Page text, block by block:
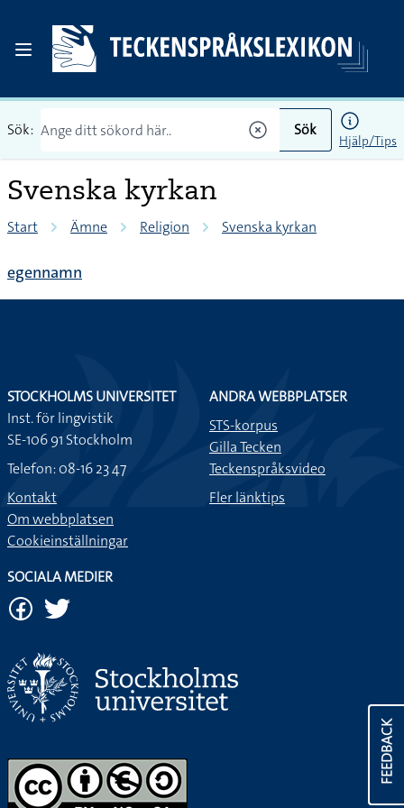
Sök: Sök
Hjälp/Tips
Svenska kyrkan
Start Ämne Religion Svenska kyrkan
egennamn
FEEDBACK
STOCKHOLMS UNIVERSITET
Inst. för lingvistik
SE-106 91 Stockholm
Telefon: 08-16 23 47
Kontakt
Om webbplatsen
Cookieinställningar
ANDRA WEBBPLATSER
STS-korpus
Gilla Tecken
Teckenspråksvideo
Fler länktips
SOCIALA MEDIER